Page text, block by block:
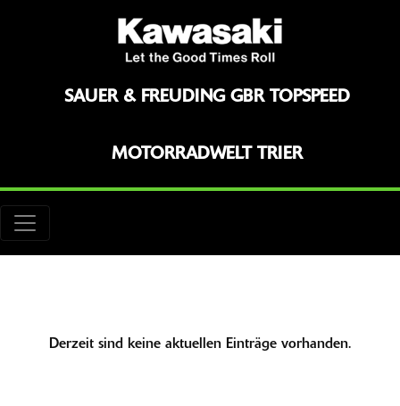
SAUER & FREUDING GBR TOPSPEED
MOTORRADWELT TRIER
Derzeit sind keine aktuellen Einträge vorhanden.